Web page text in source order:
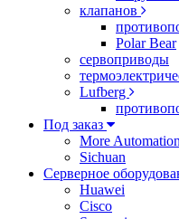
клапанов
Polar Bear
сервоприводы
Lufberg
Под заказ
More Automation
Sichuan
Серверное
Huawei
Cisco